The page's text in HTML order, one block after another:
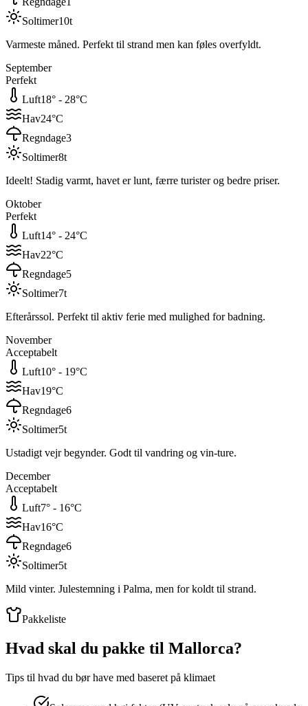
Soltimer10t
Varmeste måned. Perfekt til strand men kan føles overfyldt.
September
Perfekt
Luft18° - 28°C
Hav24°C
Regndage3
Soltimer8t
Ideelt! Stadig varmt, havet er lunt, færre turister og bedre priser.
Oktober
Perfekt
Luft14° - 24°C
Hav22°C
Regndage5
Soltimer7t
Efterårssol. Perfekt til aktiv ferie med mulighed for badning.
November
Acceptabelt
Luft10° - 19°C
Hav19°C
Regndage6
Soltimer5t
Ustadigt vejr begynder. Godt til vandring og vin-ture.
December
Acceptabelt
Luft7° - 16°C
Hav16°C
Regndage6
Soltimer5t
Mild vinter. Julestemning i Palma, men for koldt til strand.
Pakkeliste
Hvad skal du pakke til Mallorca?
Tips til hvad du bør have med baseret på klimaet